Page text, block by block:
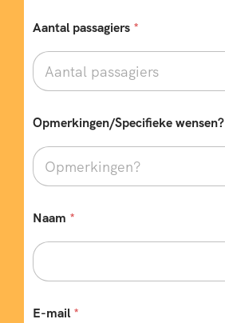
n
s
n
?
Aantal passagiers *
Opmerkingen/Specifieke wensen?
Naam *
E-mail *